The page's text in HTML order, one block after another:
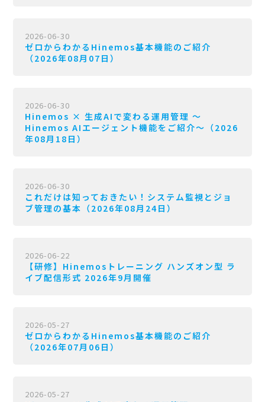
2026-06-30
ゼロからわかるHinemos基本機能のご紹介
（2026年08月07日）
2026-06-30
Hinemos × 生成AIで変わる運用管理 〜
Hinemos AIエージェント機能をご紹介〜（2026
年08月18日）
2026-06-30
これだけは知っておきたい！システム監視とジョ
ブ管理の基本（2026年08月24日）
2026-06-22
【研修】Hinemosトレーニング ハンズオン型 ラ
イブ配信形式 2026年9月開催
2026-05-27
ゼロからわかるHinemos基本機能のご紹介
（2026年07月06日）
2026-05-27